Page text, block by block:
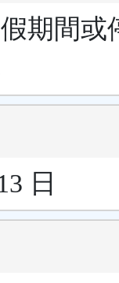
期間或
日